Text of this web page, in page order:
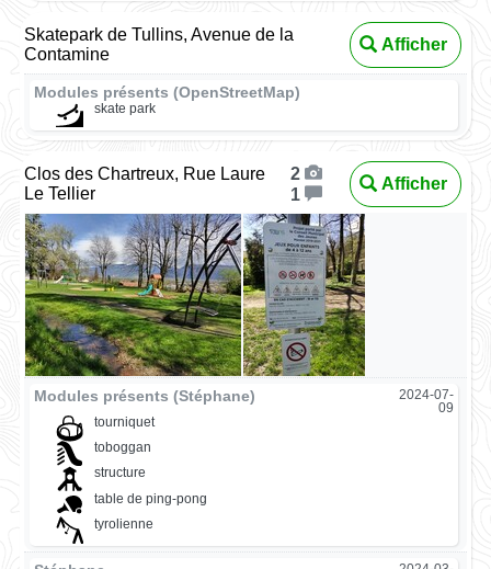
Skatepark de Tullins, Avenue de la
Contamine
Afficher
Modules présents (OpenStreetMap)
skate park
Clos des Chartreux, Rue Laure
Le Tellier
2
1
Afficher
Modules présents (Stéphane)
2024-07-
09
tourniquet
toboggan
structure
table de ping-pong
tyrolienne